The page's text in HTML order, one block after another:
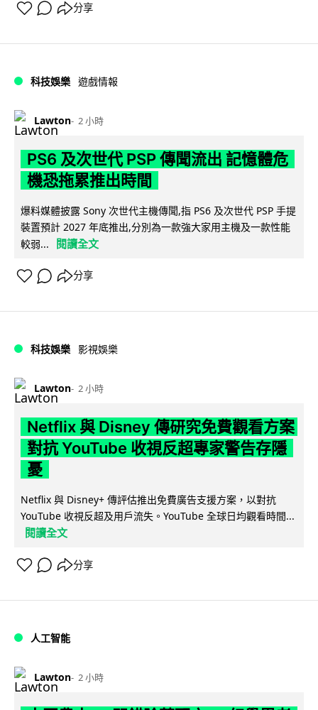
分享
科技娛樂 遊戲情報
Lawton 2 小時
PS6 及次世代 PSP 傳聞流出 記憶體危
機恐拖累推出時間
爆料媒體披露 Sony 次世代主機傳聞,指 PS6 及次世代 PSP 手提
裝置預計 2027 年底推出,分別為一款強大家用主機及一款性能
較弱...
閱讀全文
分享
科技娛樂 影視娛樂
Lawton 2 小時
Netflix 與 Disney 傳研究免費觀看方案
對抗 YouTube 收視反超專家警告存隱
憂
Netflix 與 Disney+ 傳評估推出免費廣告支援方案，以對抗
YouTube 收視反超及用戶流失。YouTube 全球日均觀看時間...
閱讀全文
分享
人工智能
Lawton 2 小時